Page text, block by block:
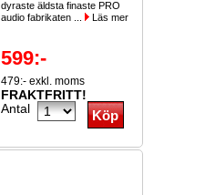
dyraste äldsta finaste PRO
audio fabrikaten ...
Läs mer
599:-
479:- exkl. moms
FRAKTFRITT!
Antal